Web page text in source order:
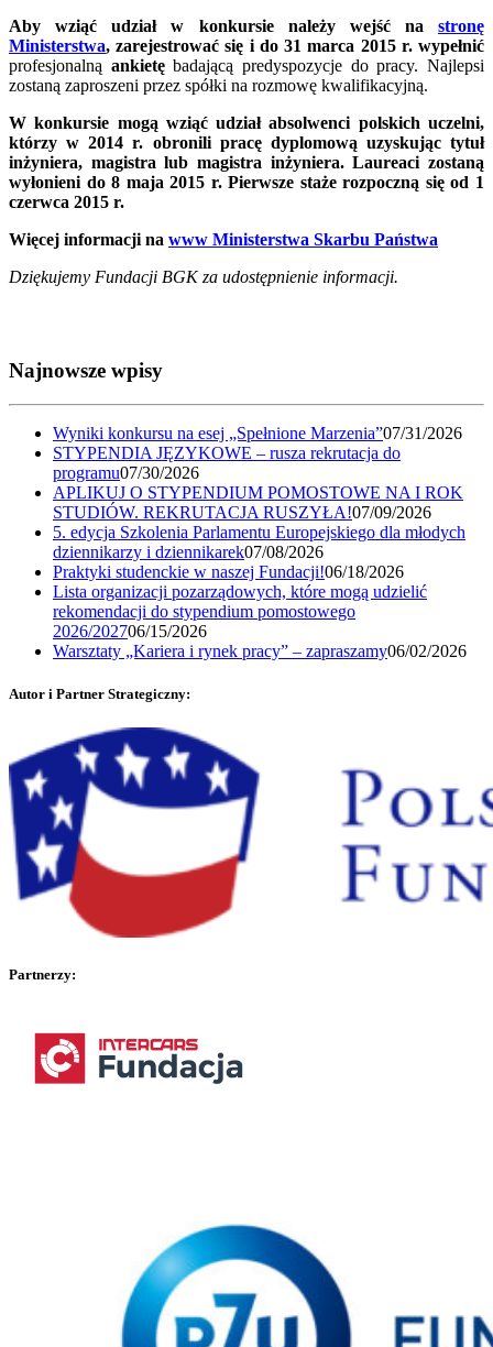
Aby wziąć udział w konkursie należy wejść na stronę
Ministerstwa, zarejestrować się i do 31 marca 2015 r. wypełnić
profesjonalną ankietębadającą predyspozycje do pracy. Najlepsi
zostaną zaproszeni przez spółki na rozmowę kwalifikacyjną.
W konkursie mogą wziąć udział absolwenci polskich uczelni,
którzy w 2014 r. obronili pracę dyplomową uzyskując tytuł
inżyniera, magistra lub magistra inżyniera. Laureaci zostaną
wyłonieni do 8 maja 2015 r. Pierwsze staże rozpoczną się od 1
czerwca 2015 r.
Więcej informacji na www Ministerstwa Skarbu Państwa
Dziękujemy Fundacji BGK za udostępnienie informacji.
Najnowsze wpisy
Wyniki konkursu na esej „Spełnione Marzenia”07/31/2026
STYPENDIA JĘZYKOWE – rusza rekrutacja do
programu07/30/2026
APLIKUJ O STYPENDIUM POMOSTOWE NA I ROK
STUDIÓW. REKRUTACJA RUSZYŁA!07/09/2026
5. edycja Szkolenia Parlamentu Europejskiego dla młodych
dziennikarzy i dziennikarek07/08/2026
Praktyki studenckie w naszej Fundacji!06/18/2026
Lista organizacji pozarządowych, które mogą udzielić
rekomendacji do stypendium pomostowego
2026/202706/15/2026
Warsztaty „Kariera i rynek pracy” – zapraszamy06/02/2026
Autor i Partner Strategiczny:
Partnerzy: